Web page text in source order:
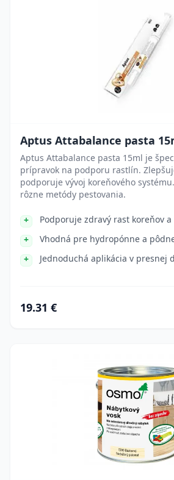
Aptus Attabalance pasta
Aptus Attabalance pasta 15ml je
prípravok na podporu rastlín.
podporuje vývoj koreňového
rôzne metódy pestovania.
Podporuje zdravý rast koreňov
Vhodná pre hydropónne a
Jednoduchá aplikácia v presnej
19.31 €